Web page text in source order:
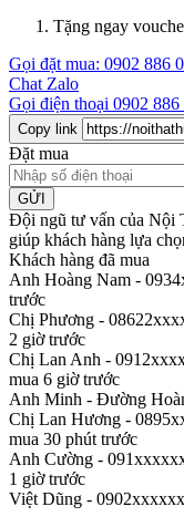
Tặng ngay
Gọi đặt mua: 0902 886
Chat Zalo
Gọi điện thoại 0902 886
Copy link
Đặt mua
GỬI
Đội ngũ tư vấn của Nội
giúp khách hàng lựa
Khách hàng đã mua
Anh Hoàng Nam -
trước
Chị Phương -
2 giờ trước
Chị Lan Anh -
mua 6 giờ trước
Anh Minh - Đường
Chị Lan Hương -
mua 30 phút trước
Anh Cường -
1 giờ trước
Việt Dũng - 0902xxxxxx